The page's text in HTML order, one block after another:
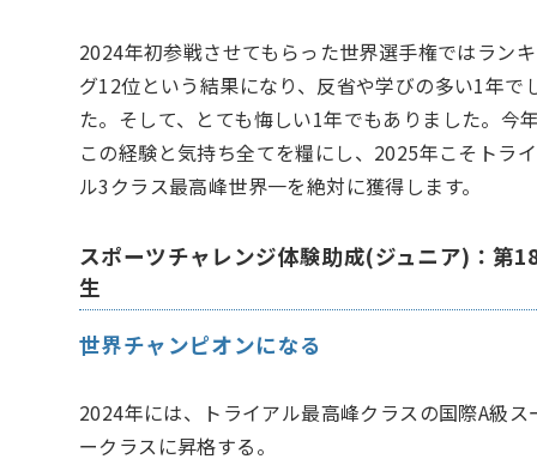
2024年初参戦させてもらった世界選手権ではラン
グ12位という結果になり、反省や学びの多い1年で
た。そして、とても悔しい1年でもありました。今
この経験と気持ち全てを糧にし、2025年こそトラ
ル3クラス最高峰世界一を絶対に獲得します。
スポーツチャレンジ体験助成(ジュニア)：第
生
世界チャンピオンになる
2024年には、トライアル最高峰クラスの国際A級ス
ークラスに昇格する。